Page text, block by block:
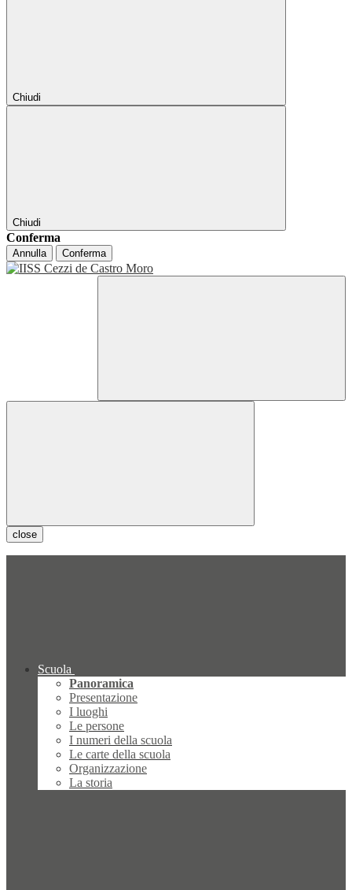
Chiudi
Chiudi
Conferma
Annulla Conferma
close
Scuola
Panoramica
Presentazione
I luoghi
Le persone
I numeri della scuola
Le carte della scuola
Organizzazione
La storia